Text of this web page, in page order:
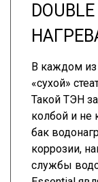
В каждом из
«сухой»
Такой ТЭН
колбой и не
бак
коррозии,
службы